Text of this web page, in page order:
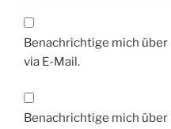
Benachrichtige mich
via E-Mail.
Benachrichtige mich über